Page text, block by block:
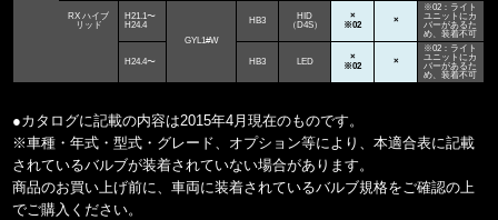
RX ハイブ
リッド
H21.1〜
H24.4
GYL1#W
HB3
HID
（D4S）
×
※02
×
※02：ライト
ユニットにカ
バーがあるた
め、装着不可
H24.4〜 HB3 LED
×
※02
×
※02：ライト
ユニットにカ
バーがあるた
め、装着不可
●カタログに記載の内容は2015年4月現在のものです。
※車種・年式・型式・グレード、オプション等により、本適合表に記載
されているバルブが装着されていない場合があります。
商品のお買い上げ前に、車両に装着されているバルブ規格をご確認の上
でご購入ください。